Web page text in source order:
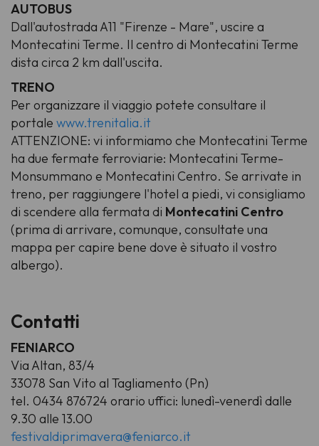
AUTOBUS
Dall'autostrada A11 "Firenze - Mare", uscire a
Montecatini Terme. Il centro di Montecatini Terme
dista circa 2 km dall'uscita.
TRENO
Per organizzare il viaggio potete consultare il
portale www.trenitalia.it
ATTENZIONE: vi informiamo che Montecatini Terme
ha due fermate ferroviarie: Montecatini Terme-
Monsummano e Montecatini Centro. Se arrivate in
treno, per raggiungere l'hotel a piedi, vi consigliamo
di scendere alla fermata di Montecatini Centro
(prima di arrivare, comunque, consultate una
mappa per capire bene dove è situato il vostro
albergo).
Contatti
FENIARCO
Via Altan, 83/4
33078 San Vito al Tagliamento (Pn)
tel. 0434 876724 orario uffici: lunedì-venerdì dalle
9.30 alle 13.00
festivaldiprimavera@feniarco.it